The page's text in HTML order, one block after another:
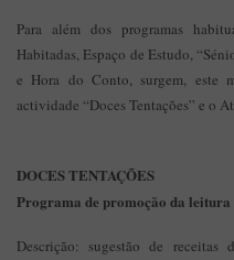
Para além dos programas
Habitadas, Espaço de Estudo,
e Hora do Conto, surgem, este
actividade “Doces Tentações” e o
DOCES TENTAÇÕES
Programa de promoção da
Descrição: sugestão de